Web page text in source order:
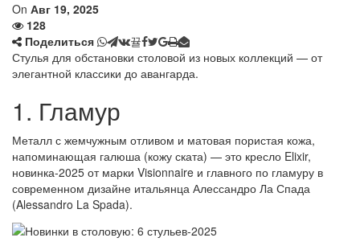
On Авг 19, 2025
128
Поделиться
Стулья для обстановки столовой из новых коллекций — от
элегантной классики до авангарда.
1. Гламур
Металл с жемчужным отливом и матовая пористая кожа,
напоминающая галюша (кожу ската) — это кресло Elixir,
новинка-2025 от марки Visionnaire и главного по гламуру в
современном дизайне итальянца Алессандро Ла Спада
(Alessandro La Spada).